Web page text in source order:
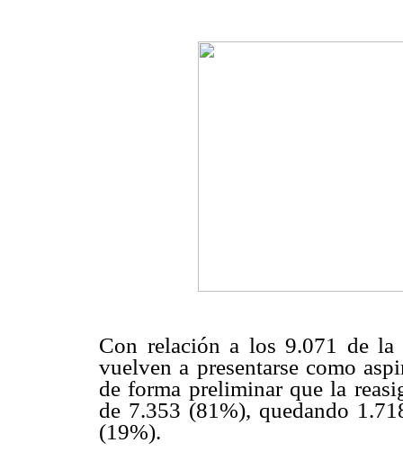
Con relación a los 9.071 de la
vuelven a presentarse como
de forma preliminar que la
de 7.353 (81%), quedando
(19%).